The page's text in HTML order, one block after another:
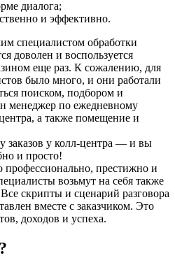
диалога;
и эффективно.
специалистом обработки
доволен и воспользуется
еще раз. К сожалению, для
было много, и они работали
поиском, подбором и
менеджер по ежедневному
а также помещение и
заказов у колл-центра — и вы
и просто!
профессионально, престижно и
возьмут на себя также
скрипты и сценарий разговора
вместе с заказчиком. Это
доходов и успеха.